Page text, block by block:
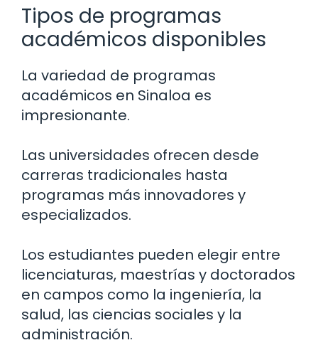
Tipos de programas
académicos disponibles
La variedad de programas
académicos en Sinaloa es
impresionante.
Las universidades ofrecen desde
carreras tradicionales hasta
programas más innovadores y
especializados.
Los estudiantes pueden elegir entre
licenciaturas, maestrías y doctorados
en campos como la ingeniería, la
salud, las ciencias sociales y la
administración.